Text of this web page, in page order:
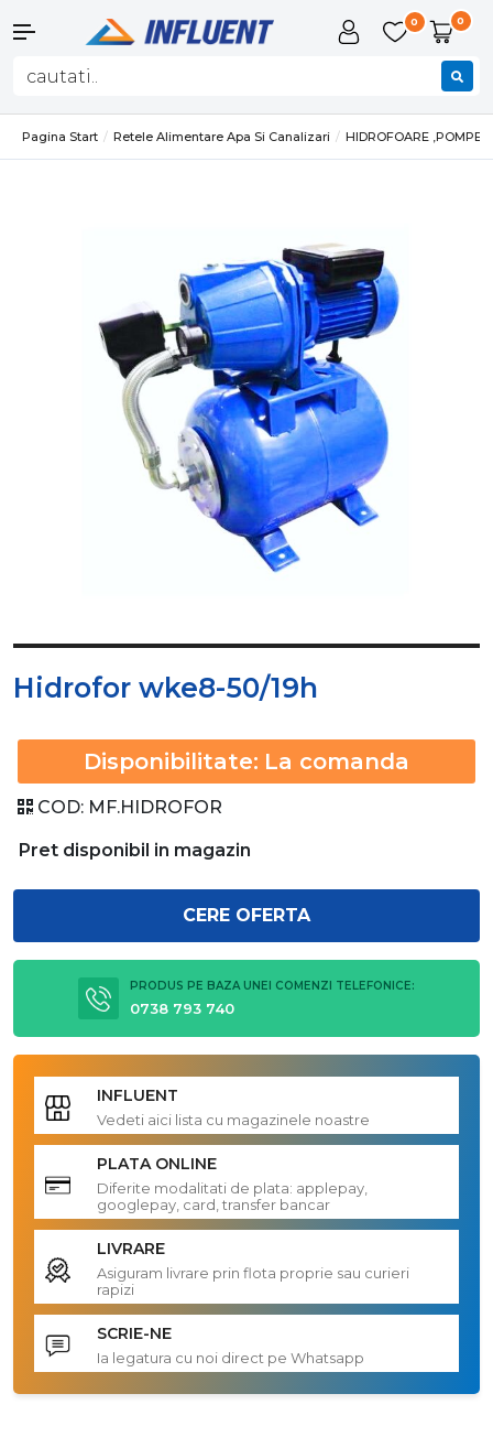
0 0
Pagina Start Retele Alimentare Apa Si Canalizari HIDROFOARE ,POMPE
Hidrofor wke8-50/19h
Disponibilitate: La comanda
COD: MF.HIDROFOR
Pret disponibil in magazin
CERE OFERTA
PRODUS PE BAZA UNEI COMENZI TELEFONICE:
0738 793 740
INFLUENT
Vedeti aici lista cu magazinele noastre
PLATA ONLINE
Diferite modalitati de plata: applepay,
googlepay, card, transfer bancar
LIVRARE
Asiguram livrare prin flota proprie sau curieri
rapizi
SCRIE-NE
Ia legatura cu noi direct pe Whatsapp